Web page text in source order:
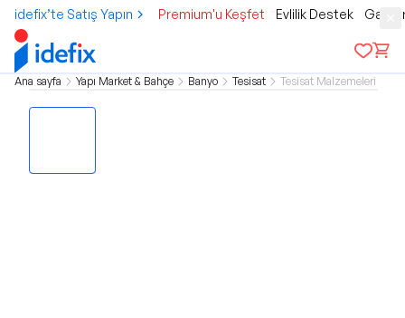
idefix’te Satış Yapın Premium'u Keşfet Evlilik Destek
Ana sayfa Yapı Market & Bahçe Banyo Tesisat Tesisat Malzemeleri